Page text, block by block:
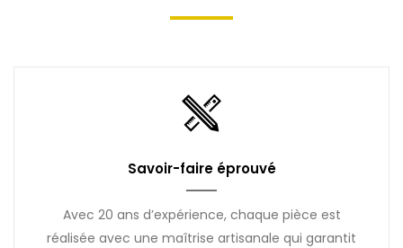
Savoir-faire éprouvé
Avec 20 ans d’expérience, chaque pièce est
réalisée avec une maîtrise artisanale qui garantit